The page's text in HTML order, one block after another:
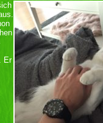
Er